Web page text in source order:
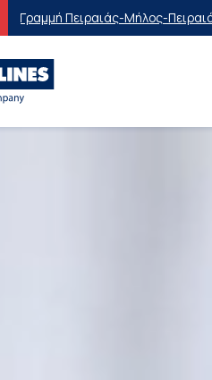
ΠειραιάςΟικογενειακές